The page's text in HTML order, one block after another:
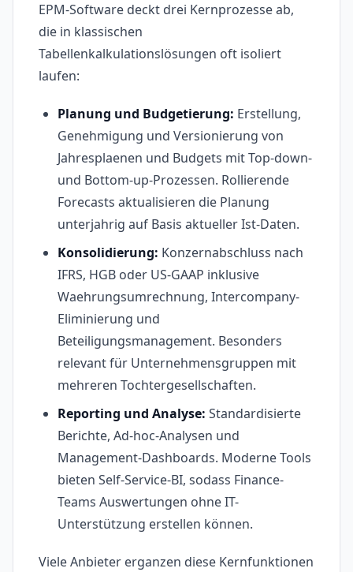
EPM-Software deckt drei Kernprozesse ab,
die in klassischen
Tabellenkalkulationslösungen oft isoliert
laufen:
Planung und Budgetierung: Erstellung,
Genehmigung und Versionierung von
Jahresplaenen und Budgets mit Top-down-
und Bottom-up-Prozessen. Rollierende
Forecasts aktualisieren die Planung
unterjahrig auf Basis aktueller Ist-Daten.
Konsolidierung: Konzernabschluss nach
IFRS, HGB oder US-GAAP inklusive
Waehrungsumrechnung, Intercompany-
Eliminierung und
Beteiligungsmanagement. Besonders
relevant für Unternehmensgruppen mit
mehreren Tochtergesellschaften.
Reporting und Analyse: Standardisierte
Berichte, Ad-hoc-Analysen und
Management-Dashboards. Moderne Tools
bieten Self-Service-BI, sodass Finance-
Teams Auswertungen ohne IT-
Unterstützung erstellen können.
Viele Anbieter erganzen diese Kernfunktionen